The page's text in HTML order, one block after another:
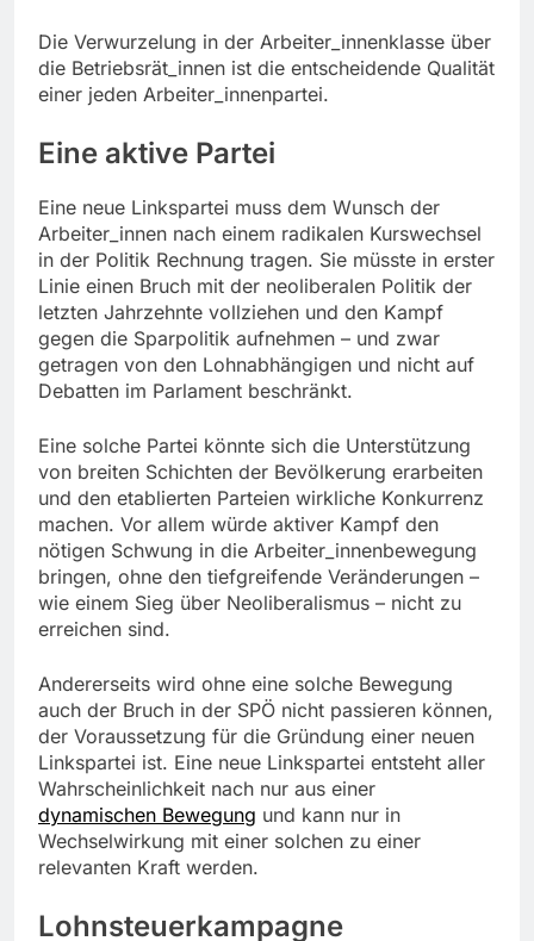
Die Verwurzelung in der Arbeiter_innenklasse über
die Betriebsrät_innen ist die entscheidende Qualität
einer jeden Arbeiter_innenpartei.
Eine aktive Partei
Eine neue Linkspartei muss dem Wunsch der
Arbeiter_innen nach einem radikalen Kurswechsel
in der Politik Rechnung tragen. Sie müsste in erster
Linie einen Bruch mit der neoliberalen Politik der
letzten Jahrzehnte vollziehen und den Kampf
gegen die Sparpolitik aufnehmen – und zwar
getragen von den Lohnabhängigen und nicht auf
Debatten im Parlament beschränkt.
Eine solche Partei könnte sich die Unterstützung
von breiten Schichten der Bevölkerung erarbeiten
und den etablierten Parteien wirkliche Konkurrenz
machen. Vor allem würde aktiver Kampf den
nötigen Schwung in die Arbeiter_innenbewegung
bringen, ohne den tiefgreifende Veränderungen –
wie einem Sieg über Neoliberalismus – nicht zu
erreichen sind.
Andererseits wird ohne eine solche Bewegung
auch der Bruch in der SPÖ nicht passieren können,
der Voraussetzung für die Gründung einer neuen
Linkspartei ist. Eine neue Linkspartei entsteht aller
Wahrscheinlichkeit nach nur aus einer
dynamischen Bewegung und kann nur in
Wechselwirkung mit einer solchen zu einer
relevanten Kraft werden.
Lohnsteuerkampagne